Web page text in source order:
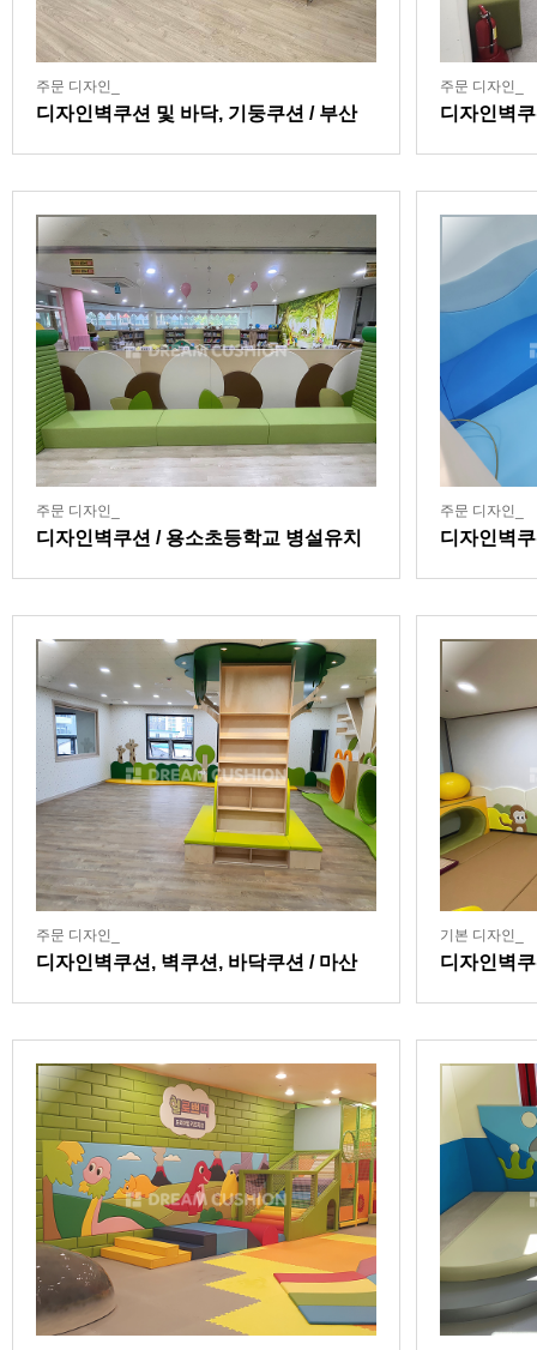
주문 디자인_
디자인벽쿠션 및 바닥, 기둥쿠션 / 부산
주문 디자인_
디자인벽
주문 디자인_
디자인벽쿠션 / 용소초등학교 병설유치
주문 디자인_
디자인벽
주문 디자인_
디자인벽쿠션, 벽쿠션, 바닥쿠션 / 마산
기본 디자인_
디자인벽